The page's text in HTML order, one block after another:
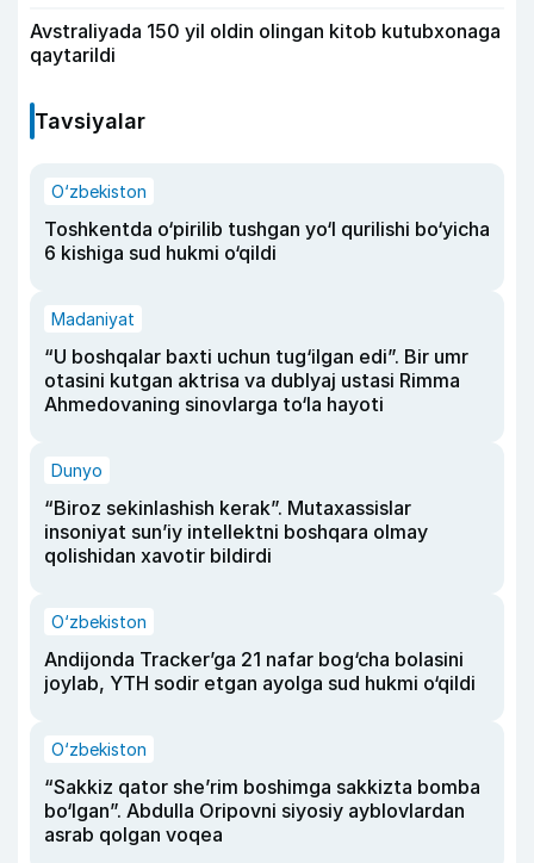
Avstraliyada 150 yil oldin olingan kitob kutubxonaga
qaytarildi
Tavsiyalar
O‘zbekiston
Toshkentda o‘pirilib tushgan yo‘l qurilishi bo‘yicha
6 kishiga sud hukmi o‘qildi
Madaniyat
“U boshqalar baxti uchun tug‘ilgan edi”. Bir umr
otasini kutgan aktrisa va dublyaj ustasi Rimma
Ahmedovaning sinovlarga to‘la hayoti
Dunyo
“Biroz sekinlashish kerak”. Mutaxassislar
insoniyat sun’iy intellektni boshqara olmay
qolishidan xavotir bildirdi
O‘zbekiston
Andijonda Tracker’ga 21 nafar bog‘cha bolasini
joylab, YTH sodir etgan ayolga sud hukmi o‘qildi
O‘zbekiston
“Sakkiz qator she’rim boshimga sakkizta bomba
bo‘lgan”. Abdulla Oripovni siyosiy ayblovlardan
asrab qolgan voqea